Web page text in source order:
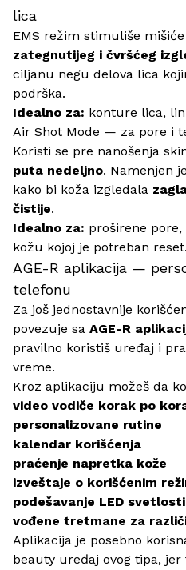
lica
EMS režim stimuliše
zategnutijeg i čvršćeg
ciljanu negu delova lica
podrška.
Idealno za: konture lica,
Air Shot Mode — za pore i
Koristi se pre nanošenja
puta nedeljno. Namenjen
kako bi koža izgledala
čistije.
Idealno za: proširene
kožu kojoj je potreban reset.
AGE-R aplikacija —
telefonu
Za još jednostavnije
povezuje sa AGE-R
pravilno koristiš uređaj i
vreme.
Kroz aplikaciju možeš da
video vodiče korak po
personalizovane rutine
kalendar korišćenja
praćenje napretka kože
izveštaje o korišćenim
podešavanje LED
vođene tretmane za
Aplikacija je posebno
beauty uređaj ovog tipa,